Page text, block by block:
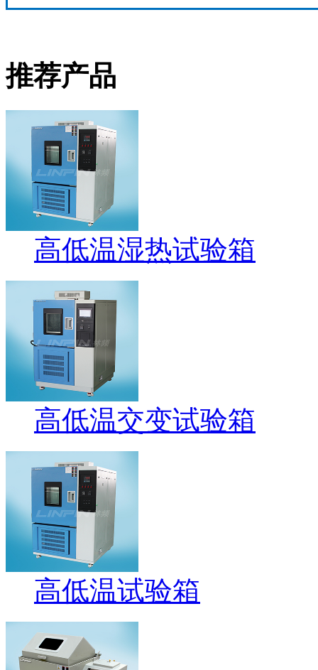
推荐产品
高低温湿热试验箱
高低温交变试验箱
高低温试验箱